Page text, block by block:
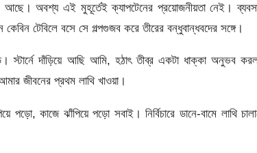
অবশ্য এই মুহূর্তেই ক্যাপটেনের প্রয়োজনীয়তা নেই।
টেবিলে বসে সে গল্পগুজব করে তীরের বন্ধুবান্ধবদের সঙ্গে।
দাঁড়িয়ে আছি আমি, হঠাৎ তীব্র একটা ধাক্কা অনুভব
জীবনের প্রথম লাথি খাওয়া।
কাজে ঝাঁপিয়ে পড়ো সবাই। নির্বিচারে ডানে-বামে লাথি